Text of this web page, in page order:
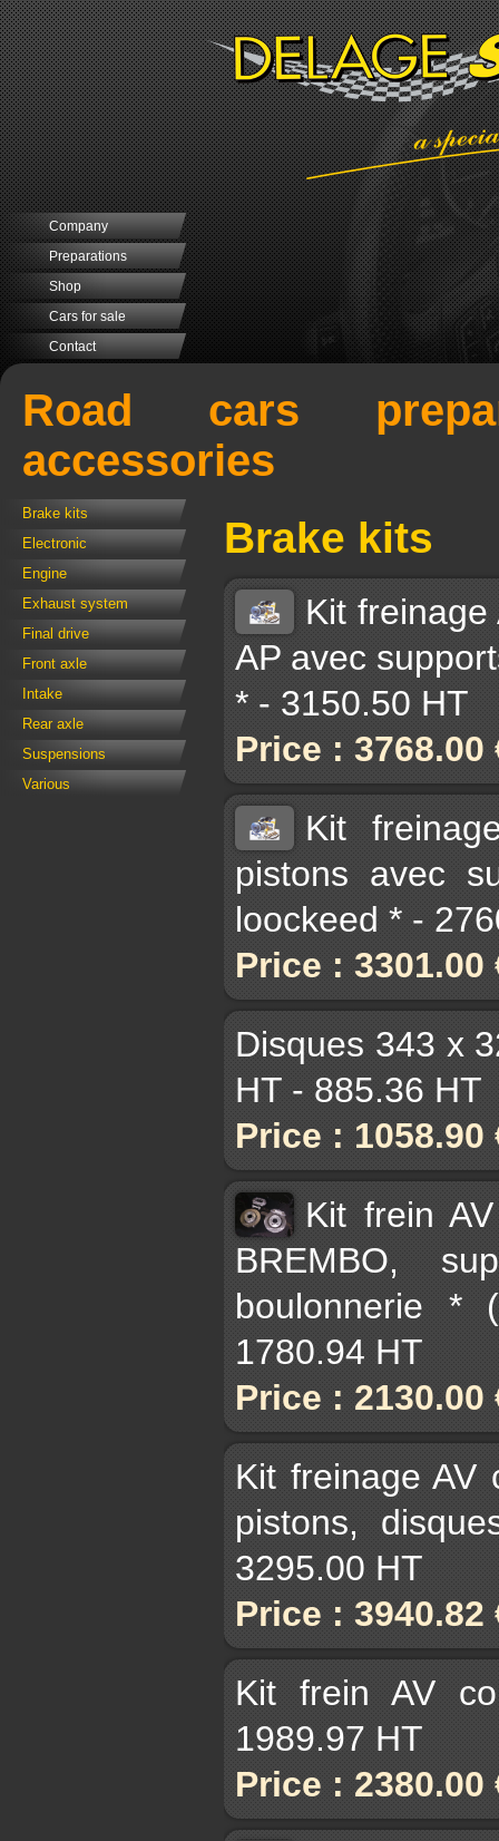
Company
Preparations
Shop
Cars for sale
Contact
Road cars
accessories
Brake kits
Electronic
Engine
Exhaust system
Final drive
Front axle
Intake
Rear axle
Suspensions
Various
Brake kits
Kit
AP avec
* - 3150.50 HT
Price : 3768.00
Kit
pistons avec
loockeed * -
Price : 3301.00
Disques 343 x
HT - 885.36 HT
Price : 1058.90
Kit frein
BREMBO,
boulonnerie *
1780.94 HT
Price : 2130.00
Kit freinage AV
pistons,
3295.00 HT
Price : 3940.82
Kit frein AV
1989.97 HT
Price : 2380.00